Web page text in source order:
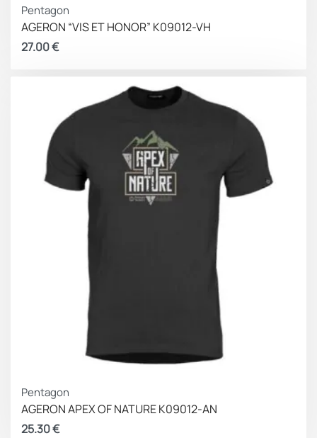
Pentagon
AGERON “VIS ET HONOR” K09012-VH
27.00€
Pentagon
AGERON APEX OF NATURE K09012-AN
25.30€